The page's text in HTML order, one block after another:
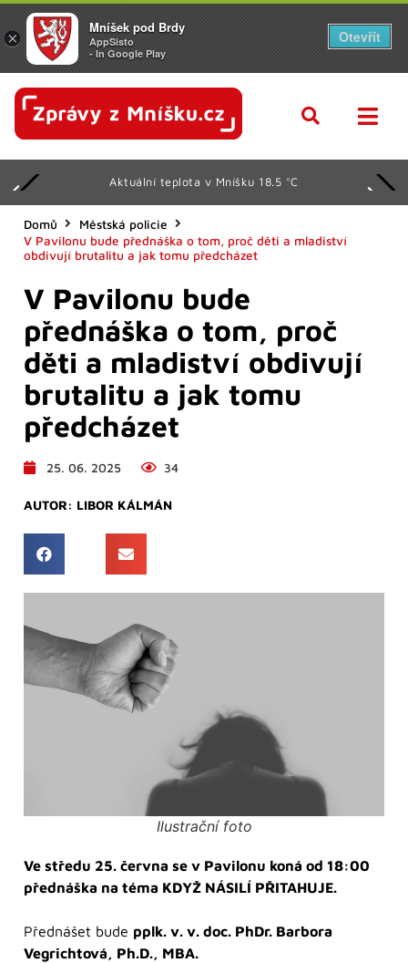
Aktuální teplota v Mníšku 18.5 °C
Domů
Městská policie
V Pavilonu bude přednáška o tom, proč děti a mladiství
obdivují brutalitu a jak tomu předcházet
V Pavilonu bude
přednáška o tom, proč
děti a mladiství obdivují
brutalitu a jak tomu
předcházet
25. 06. 2025 34
AUTOR: LIBOR KÁLMÁN
Ilustrační foto
Ve středu 25. června se v Pavilonu koná od 18:00
přednáška na téma KDYŽ NÁSILÍ PŘITAHUJE.
Přednášet bude pplk. v. v. doc. PhDr. Barbora
Vegrichtová, Ph.D., MBA.
×
Mníšek pod Brdy
AppSisto
- In Google Play
Otevřít